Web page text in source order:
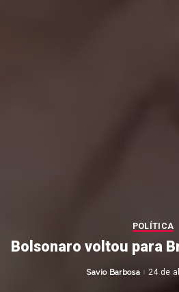
POLÍTICA
Bolsonaro voltou para
Posted
Savio Barbosa 24 de